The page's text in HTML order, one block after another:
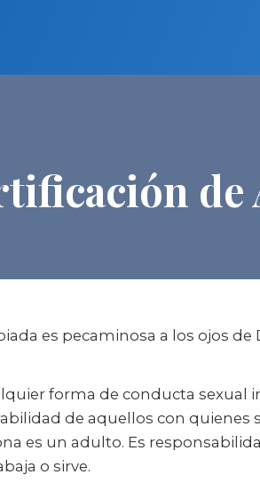
de
es pecaminosa a los ojos
forma de conducta
de aquellos con
es un adulto. Es
o sirve.